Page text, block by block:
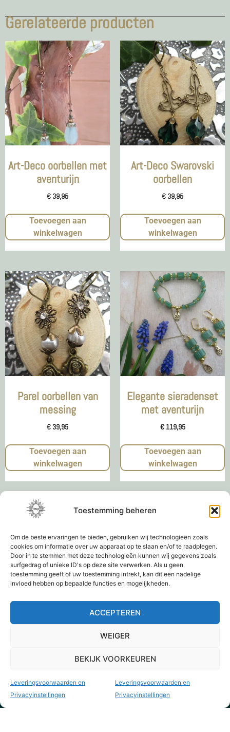
Toestemming beheren
Om de beste ervaringen te bieden, gebruiken wij technologieën zoals
cookies om informatie over uw apparaat op te slaan en/of te raadplegen.
Door in te stemmen met deze technologieën kunnen wij gegevens zoals
surfgedrag of unieke ID's op deze site verwerken. Als u geen
toestemming geeft of uw toestemming intrekt, kan dit een nadelige
invloed hebben op bepaalde functies en mogelijkheden.
ACCEPTEREN
WEIGER
BEKIJK VOORKEUREN
Leveringsvoorwaarden en
Privacyinstellingen
Leveringsvoorwaarden en
Privacyinstellingen
Gerelateerde producten
Art-Deco oorbellen met
aventurijn
€ 39,95
Toevoegen aan
winkelwagen
Art-Deco Swarovski
oorbellen
€ 39,95
Toevoegen aan
winkelwagen
Parel oorbellen van
messing
€ 39,95
Toevoegen aan
winkelwagen
Elegante sieradenset
met aventurijn
€119,95
Toevoegen aan
winkelwagen